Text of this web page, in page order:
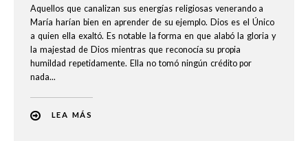
Aquellos que canalizan sus energías religiosas venerando a
María harían bien en aprender de su ejemplo. Dios es el Único
a quien ella exaltó. Es notable la forma en que alabó la gloria y
la majestad de Dios mientras que reconocía su propia
humildad repetidamente. Ella no tomó ningún crédito por
nada...
LEA MÁS